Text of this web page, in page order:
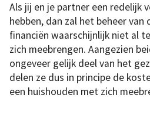
Als jij en je partner een redelijk
hebben, dan zal het beheer van
financiën waarschijnlijk niet al
zich meebrengen. Aangezien
ongeveer gelijk deel van het
delen ze dus in principe de
een huishouden met zich